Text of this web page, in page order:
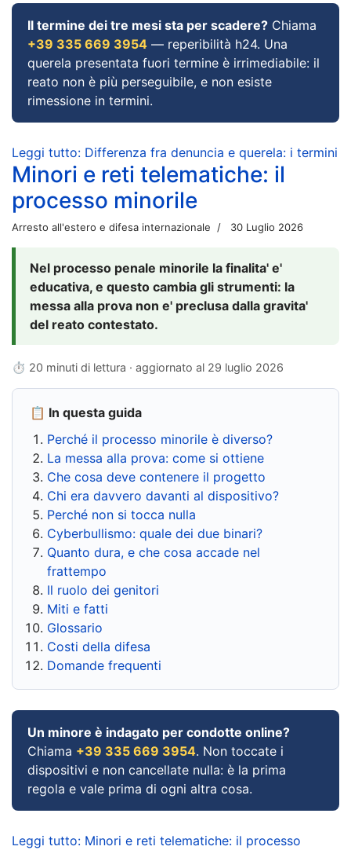
Il termine dei tre mesi sta per scadere? Chiama
+39 335 669 3954 — reperibilità h24. Una
querela presentata fuori termine è irrimediabile: il
reato non è più perseguibile, e non esiste
rimessione in termini.
Leggi tutto: Differenza fra denuncia e querela: i termini
Minori e reti telematiche: il
processo minorile
Arresto all'estero e difesa internazionale 30 Luglio 2026
Nel processo penale minorile la finalita' e'
educativa, e questo cambia gli strumenti: la
messa alla prova non e' preclusa dalla gravita'
del reato contestato.
⏱ 20 minuti di lettura · aggiornato al 29 luglio 2026
📋 In questa guida
Perché il processo minorile è diverso?
La messa alla prova: come si ottiene
Che cosa deve contenere il progetto
Chi era davvero davanti al dispositivo?
Perché non si tocca nulla
Cyberbullismo: quale dei due binari?
Quanto dura, e che cosa accade nel
frattempo
Il ruolo dei genitori
Miti e fatti
Glossario
Costi della difesa
Domande frequenti
Un minore è indagato per condotte online?
Chiama +39 335 669 3954. Non toccate i
dispositivi e non cancellate nulla: è la prima
regola e vale prima di ogni altra cosa.
Leggi tutto: Minori e reti telematiche: il processo